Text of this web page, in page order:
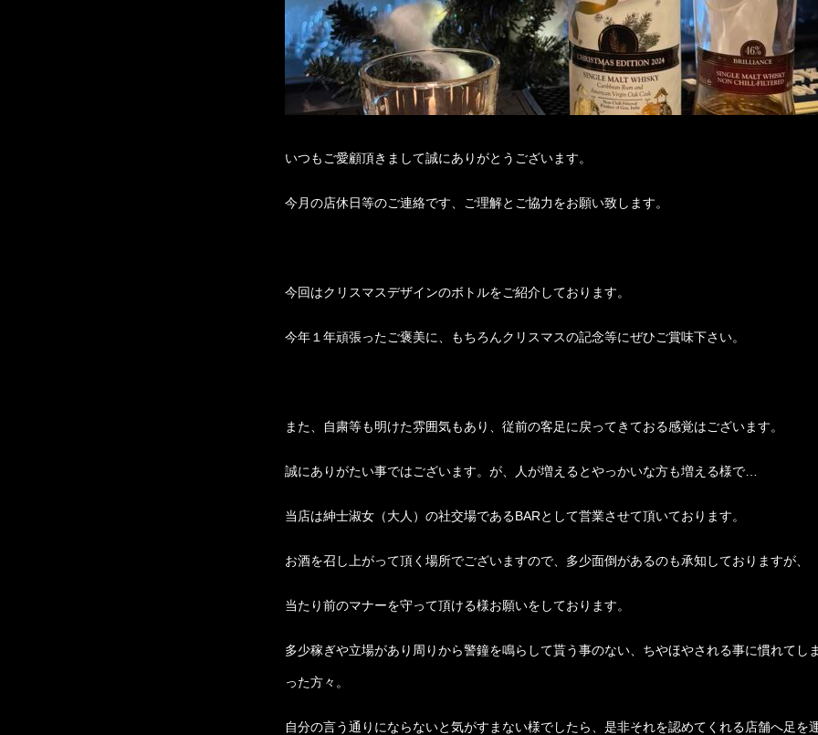
いつもご愛顧頂きまして誠にありがとうございます。
今月の店休日等のご連絡です、ご理解とご協力をお願い致します。
今回はクリスマスデザインのボトルをご紹介しております。
今年１年頑張ったご褒美に、もちろんクリスマスの記念等にぜひご賞味下さい。
また、自粛等も明けた雰囲気もあり、従前の客足に戻ってきておる感覚はございます。
誠にありがたい事ではございます。が、人が増えるとやっかいな方も増える様で…
当店は紳士淑女（大人）の社交場であるBARとして営業させて頂いております。
お酒を召し上がって頂く場所でございますので、多少面倒があるのも承知しておりますが、
当たり前のマナーを守って頂ける様お願いをしております。
多少稼ぎや立場があり周りから警鐘を鳴らして貰う事のない、ちやほやされる事に慣れてし
った方々。
自分の言う通りにならないと気がすまない様でしたら、是非それを認めてくれる店舗へ足を